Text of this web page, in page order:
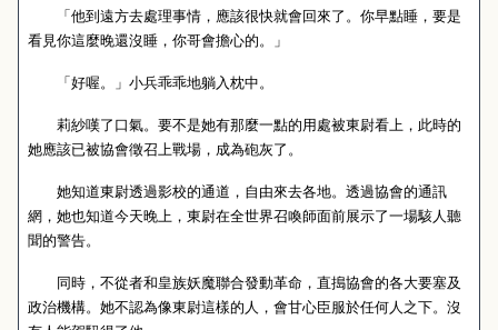
「他到遠方去處理事情，應該很快就會回來了。你早點睡，要是
看見你這麼晚還沒睡，你哥會擔心的。」
「好喔。」小兵乖乖地躺入枕中。
莉紗嘆了口氣。要不是她有那麼一點的用處被東尉看上，此時的
她應該已被協會徵召上戰場，成為砲灰了。
她知道東尉透過影校的通道，自由來去各地。透過協會的通訊
網，她也知道今天晚上，東尉在全世界召喚師面前展示了一場駭人聽
聞的警告。
同時，不從者和皇族妖魔聯合發動革命，直搗協會的各大要塞及
政治機構。她不認為像東尉這樣的人，會甘心臣服於任何人之下。沒